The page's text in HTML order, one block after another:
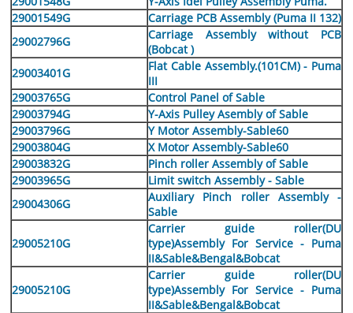
29001549G
Carriage PCB Assembly (Puma II 132)
29002796G
Carriage Assembly without PCB
(Bobcat )
29003401G
Flat Cable Assembly.(101CM) - Puma
III
29003765G
Control Panel of Sable
29003794G
Y-Axis Pulley Asembly of Sable
29003796G
Y Motor Assembly-Sable60
29003804G
X Motor Assembly-Sable60
29003832G
Pinch roller Assembly of Sable
29003965G
Limit switch Assembly - Sable
29004306G
Auxiliary Pinch roller Assembly -
Sable
29005210G
Carrier guide roller(DU
type)Assembly For Service - Puma
II&Sable&Bengal&Bobcat
29005210G
Carrier guide roller(DU
type)Assembly For Service - Puma
II&Sable&Bengal&Bobcat